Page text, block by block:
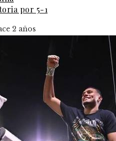
por 5-1
2 años